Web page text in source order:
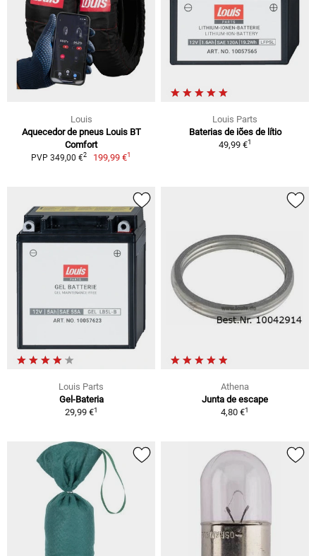
Louis
Aquecedor de pneus Louis BT
Comfort
PVP 349,00 €2 199,99 €1
Louis Parts
Baterias de iões de lítio
49,99 €1
Louis Parts
Gel-Bateria
29,99 €1
Athena
Junta de escape
4,80 €1